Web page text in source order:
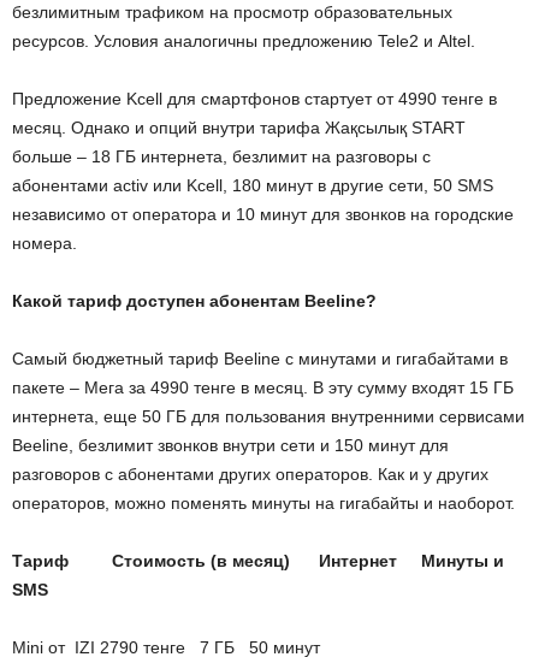
безлимитным трафиком на просмотр образовательных
ресурсов. Условия аналогичны предложению Tele2 и Altel.
Предложение Kcell для смартфонов стартует от 4990 тенге в
месяц. Однако и опций внутри тарифа Жақсылық START
больше – 18 ГБ интернета, безлимит на разговоры с
абонентами activ или Kcell, 180 минут в другие сети, 50 SMS
независимо от оператора и 10 минут для звонков на городские
номера.
Какой тариф доступен абонентам Beeline?
Самый бюджетный тариф Beeline с минутами и гигабайтами в
пакете – Мега за 4990 тенге в месяц. В эту сумму входят 15 ГБ
интернета, еще 50 ГБ для пользования внутренними сервисами
Beeline, безлимит звонков внутри сети и 150 минут для
разговоров с абонентами других операторов. Как и у других
операторов, можно поменять минуты на гигабайты и наоборот.
Тариф Стоимость (в месяц) Интернет Минуты и
SMS
Mini от IZI 2790 тенге 7 ГБ 50 минут